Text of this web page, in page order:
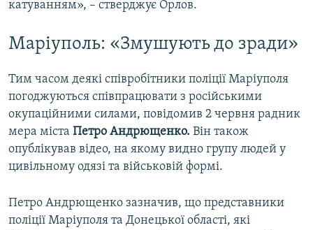
катуванням», – стверджує Орлов.
Маріуполь: «Змушують до зради»
Тим часом деякі співробітники поліції Маріуполя
погоджуються співпрацювати з російськими
окупаційними силами, повідомив 2 червня радник
мера міста Петро Андрющенко. Він також
опублікував відео, на якому видно групу людей у
цивільному одязі та військовій формі.
Петро Андрющенко зазначив, що представники
поліції Маріуполя та Донецької області, які